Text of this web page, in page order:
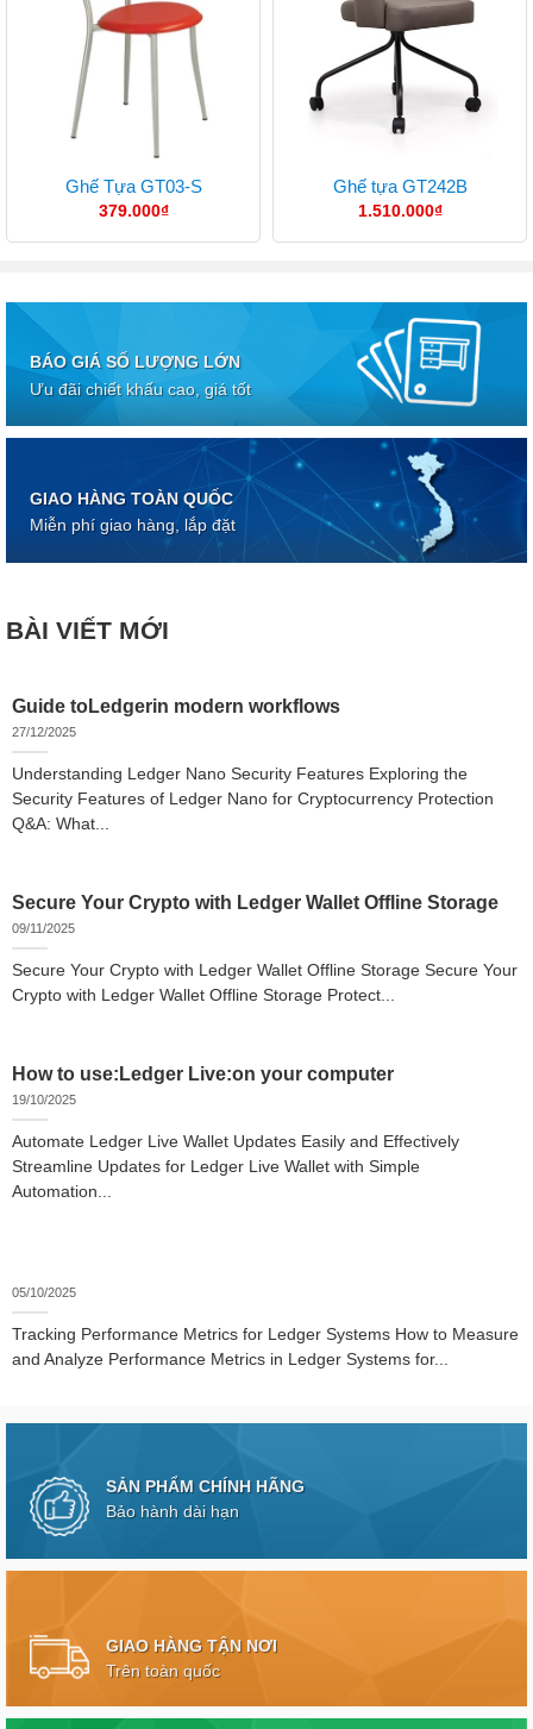
Ghế Tựa GT03-S
379.000₫
Ghế tựa GT242B
1.510.000₫
BÁO GIÁ SỐ LƯỢNG LỚN
Ưu đãi chiết khấu cao, giá tốt
GIAO HÀNG TOÀN QUỐC
Miễn phí giao hàng, lắp đặt
BÀI VIẾT MỚI
Guide toLedgerin modern workflows
27/12/2025
Understanding Ledger Nano Security Features Exploring the
Security Features of Ledger Nano for Cryptocurrency Protection
Q&A: What...
Secure Your Crypto with Ledger Wallet Offline Storage
09/11/2025
Secure Your Crypto with Ledger Wallet Offline Storage Secure Your
Crypto with Ledger Wallet Offline Storage Protect...
How to use:Ledger Live:on your computer
19/10/2025
Automate Ledger Live Wallet Updates Easily and Effectively
Streamline Updates for Ledger Live Wallet with Simple
Automation...
05/10/2025
Tracking Performance Metrics for Ledger Systems How to Measure
and Analyze Performance Metrics in Ledger Systems for...
SẢN PHẨM CHÍNH HÃNG
Bảo hành dài hạn
GIAO HÀNG TẬN NƠI
Trên toàn quốc